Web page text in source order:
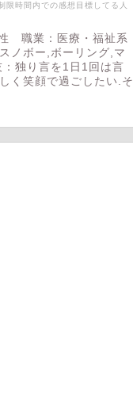
限時間内での感想目標してる人
職業：医療・福祉系
ノボー,ボーリング,マ
独り言を1日1回は言
く笑顔で過ごしたい.そ